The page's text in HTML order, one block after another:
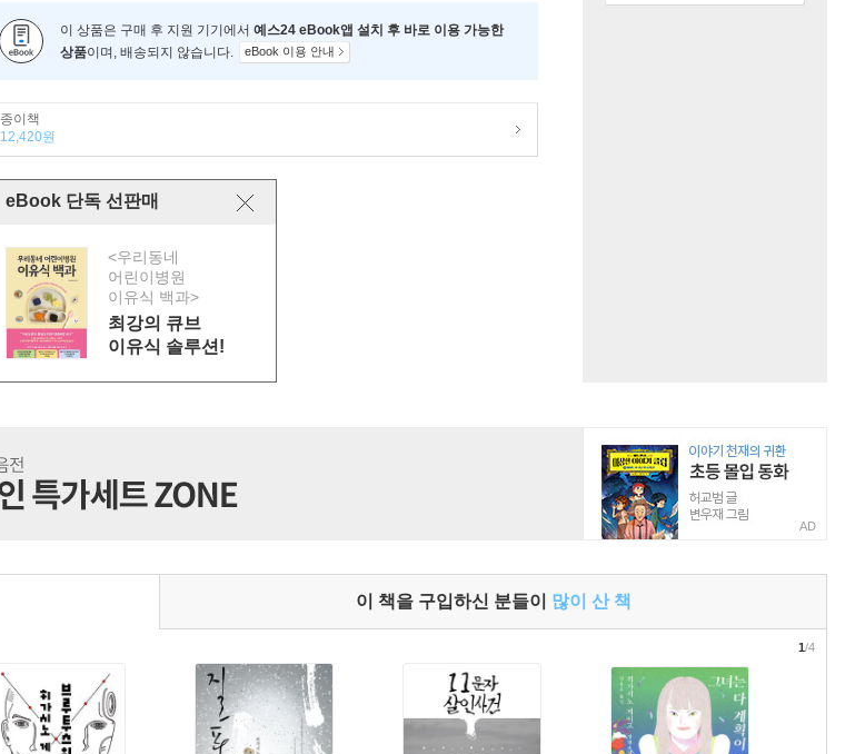
이 상품은 구매 후 지원 기기에서 예스24 eBook앱 설치 후 바로 이용 가능한
상품이며, 배송되지 않습니다. eBook 이용 안내
종이책
12,420원
eBook 단독 선판매
<우리동네
어린이병원
이유식 백과>
최강의 큐브
이유식 솔루션!
AD
이 책을 구입하신 분들이 많이 산 책
1/4